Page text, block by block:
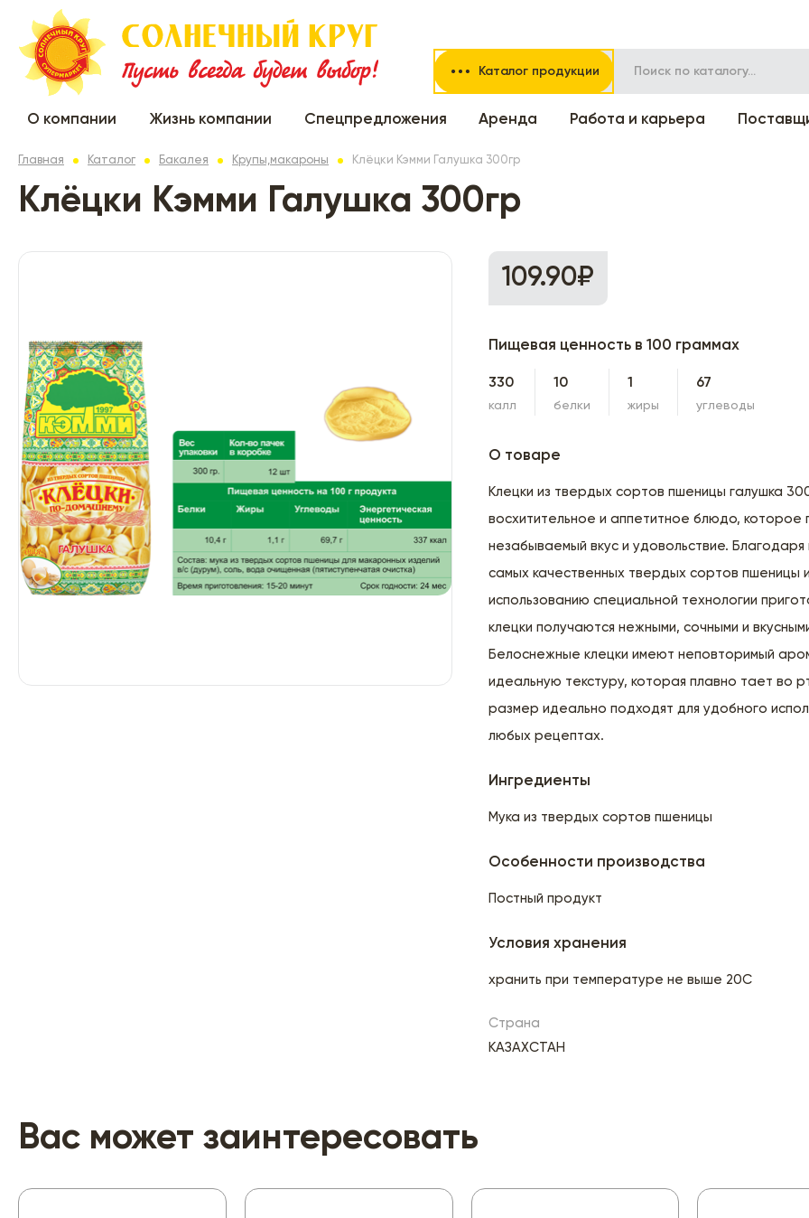
Каталог продукции
О компании Жизнь компании Спецпредложения Аренда Работа и карьера
Главная Каталог Бакалея Крупы,макароны Клёцки Кэмми Галушка 300гр
Клёцки Кэмми Галушка 300гр
109.90₽
Пищевая ценность в 100 граммах
330
калл
10
белки
1
жиры
67
углеводы
О товаре
Клецки из твердых сортов пшеницы галушка
восхитительное и аппетитное блюдо, которое
незабываемый вкус и удовольствие. Благодаря
самых качественных твердых сортов пшеницы и
использованию специальной технологии
клецки получаются нежными, сочными и
Белоснежные клецки имеют неповторимый
идеальную текстуру, которая плавно тает во
размер идеально подходят для удобного
любых рецептах.
Ингредиенты
Мука из твердых сортов пшеницы
Особенности производства
Постный продукт
Условия хранения
хранить при температуре не выше 20С
Страна
КАЗАХСТАН
Вас может заинтересовать